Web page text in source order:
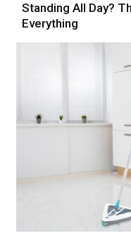
Standing All Day?
Everything